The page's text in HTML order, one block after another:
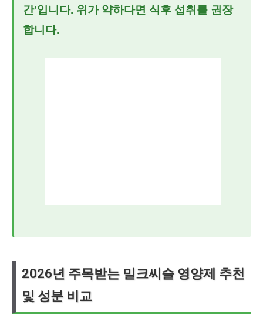
간’입니다. 위가 약하다면 식후 섭취를 권장
합니다.
2026년 주목받는 밀크씨슬 영양제 추천
및 성분 비교